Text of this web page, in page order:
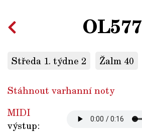
OL577
Středa 1. týdne 2 Žalm 40
Stáhnout varhanní noty
MIDI
výstup: